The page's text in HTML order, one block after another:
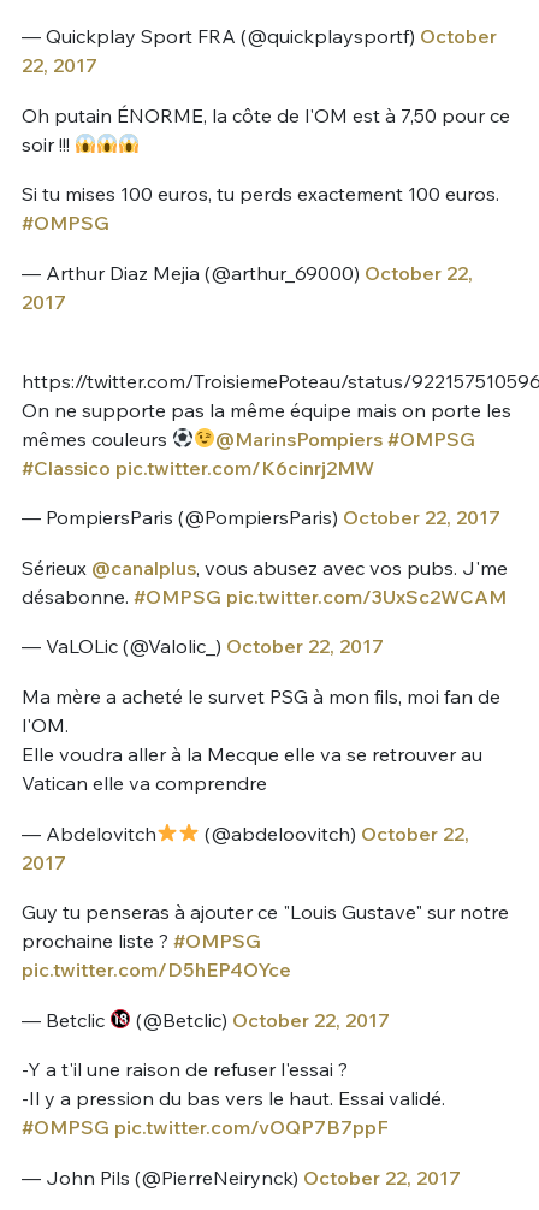
— Quickplay Sport FRA (@quickplaysportf) October
22, 2017
Oh putain ÉNORME, la côte de l'OM est à 7,50 pour ce
soir !!!
Si tu mises 100 euros, tu perds exactement 100 euros.
#OMPSG
— Arthur Diaz Mejia (@arthur_69000) October 22,
2017
https://twitter.com/TroisiemePoteau/status/
On ne supporte pas la même équipe mais on porte les
mêmes couleurs
@MarinsPompiers #OMPSG
#Classico pic.twitter.com/K6cinrj2MW
— PompiersParis (@PompiersParis) October 22, 2017
Sérieux @canalplus, vous abusez avec vos pubs. J'me
désabonne. #OMPSG pic.twitter.com/3UxSc2WCAM
— VaLOLic (@Valolic_) October 22, 2017
Ma mère a acheté le survet PSG à mon fils, moi fan de
l'OM.
Elle voudra aller à la Mecque elle va se retrouver au
Vatican elle va comprendre
— Abdelovitch (@abdeloovitch) October 22,
2017
Guy tu penseras à ajouter ce "Louis Gustave" sur notre
prochaine liste ? #OMPSG
pic.twitter.com/D5hEP4OYce
— Betclic (@Betclic) October 22, 2017
-Y a t'il une raison de refuser l'essai ?
-Il y a pression du bas vers le haut. Essai validé.
#OMPSG pic.twitter.com/vOQP7B7ppF
— John Pils (@PierreNeirynck) October 22, 2017